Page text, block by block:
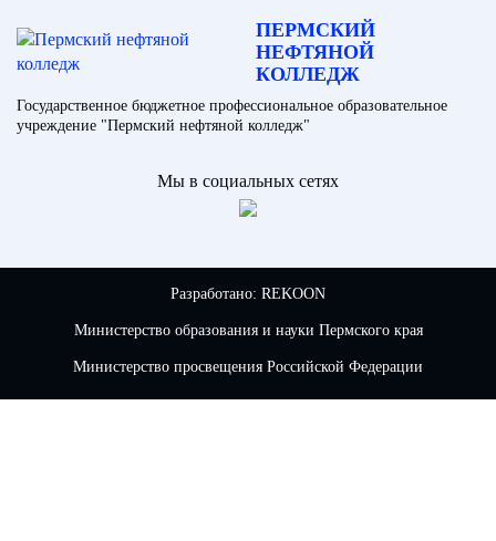
ПЕРМСКИЙ
НЕФТЯНОЙ
КОЛЛЕДЖ
Государственное бюджетное профессиональное образовательное
учреждение "Пермский нефтяной колледж"
Мы в социальных сетях
Разработано: REKOON
Министерство образования и науки Пермского края
Министерство просвещения Российской Федерации